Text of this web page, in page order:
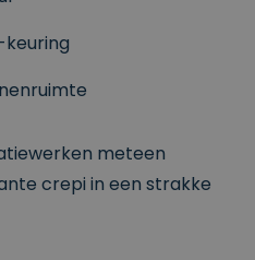
keuring
meteen
crepi in een strakke